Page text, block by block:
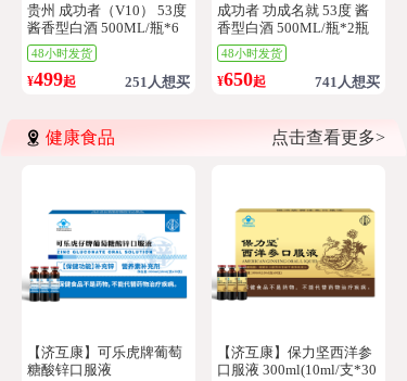
贵州 成功者（V10） 53度
酱香型白酒 500ML/瓶*6
瓶
48小时发货
¥499起 251人想买
成功者 功成名就 53度 酱
香型白酒 500ML/瓶*2瓶
48小时发货
¥650起 741人想买
健康食品 点击查看更多>
【济互康】可乐虎牌葡萄
糖酸锌口服液
【济互康】保力坚西洋参
口服液 300ml(10ml/支*30